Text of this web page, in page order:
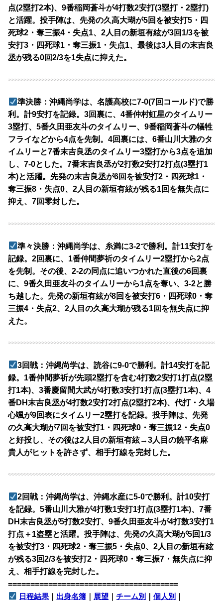
点(2塁打2本)、9番稲岡蒼斗が4打数2安打(3塁打・2塁打)
と活躍。投手陣は、先発の久高大瑚が5回を被安打5・四
死球2・奪三振4・失点1、2人目の新垣有絃が3回1/3を被
安打3・四死球1・奪三振1・失点1、最後は3人目の末吉良
丞が残る0回2/3を1失点に抑えた。
準決勝：沖縄尚学は、名護高校に7-0(7回コールド)で勝
利。計9安打を記録。3回裏に、4番仲村虹星のタイムリー
3塁打、5番久田亜友斗のタイムリー、9番稲岡蒼斗の犠牲
フライなどから4点を先制。4回裏には、6番山川大雅のタ
イムリーと7番末吉良丞のタイムリー3塁打から3点を追加
し、7-0とした。7番末吉良丞が2打数2安打2打点(3塁打1
本)と活躍。先発の末吉良丞が6回を被安打2・四死球1・
奪三振8・失点0、2人目の新垣有絃が残る1回を無失点に
抑え、7回零封した。
準々決勝：沖縄尚学は、糸満に3-2で勝利。計11安打を
記録。2回裏に、1番仲間夢祈のタイムリー2塁打から2点
を先制。その後、2-2の同点に追いつかれた直後の6回裏
に、9番久田亜友斗のタイムリーから1点を奪い、3-2と勝
ち越した。先発の新垣有絃が8回を被安打6・四死球0・奪
三振4・失点2、2人目の久高大瑚が残る1回を無失点に抑
えた。
3回戦：沖縄尚学は、読谷に9-0で勝利。計14安打を記
録。1番仲間夢祈が先頭2塁打を含む4打数2安打1打点(2塁
打1本)、3番慶留間大武が4打数3安打1打点(3塁打1本)、4
番DH末吉良丞が4打数2安打2打点(2塁打2本)、代打・久場
心颯が9回表にタイムリー2塁打を記録。投手陣は、先発
の久高大瑚が7回を被安打1・四死球0・奪三振12・失点0
と好投し、その後は2人目の新垣有絃→3人目の饒平名麻
貴人がヒットを許さず、相手打線を完封した。
2回戦：沖縄尚学は、沖縄水産に5-0で勝利。計10安打
を記録。5番山川大雅が4打数1安打1打点(3塁打1本)、7番
DH末吉良丞が5打数2安打、9番久田亜友斗が4打数3安打1
打点＋1盗塁と活躍。投手陣は、先発の久高大瑚が5回1/3
を被安打3・四死球2・奪三振5・失点0、2人目の新垣有絃
が残る3回2/3を被安打2・四死球0・奪三振7・無失点に抑
え、相手打線を完封した。
======================================
日程結果 ｜ 出身名簿 ｜ 展望 ｜チーム別 ｜個人別 ｜